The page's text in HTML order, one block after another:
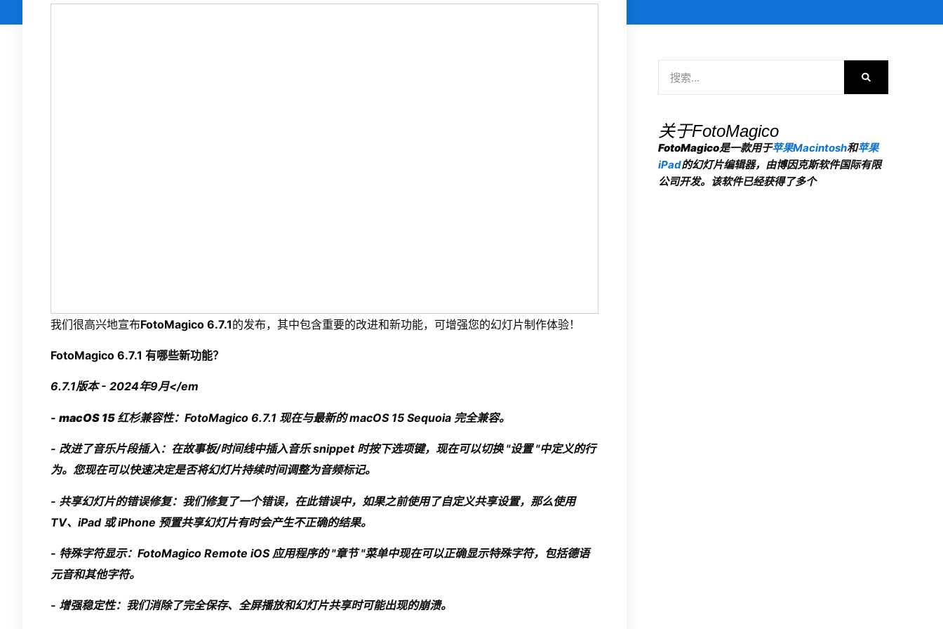
我们很高兴地宣布FotoMagico 6.7.1的发布，其中包含重要的改进和新功能，可增强您的幻灯片制作体验！
FotoMagico 6.7.1 有哪些新功能？
6.7.1版本 - 2024年9月</em
- macOS 15 红杉兼容性：FotoMagico 6.7.1 现在与最新的 macOS 15 Sequoia 完全兼容。
- 改进了音乐片段插入：在故事板/时间线中插入音乐 snippet 时按下选项键，现在可以切换 "设置 "中定义的行
为。您现在可以快速决定是否将幻灯片持续时间调整为音频标记。
- 共享幻灯片的错误修复：我们修复了一个错误，在此错误中，如果之前使用了自定义共享设置，那么使用
TV、iPad 或 iPhone 预置共享幻灯片有时会产生不正确的结果。
- 特殊字符显示：FotoMagico Remote iOS 应用程序的 "章节 "菜单中现在可以正确显示特殊字符，包括德语
元音和其他字符。
- 增强稳定性：我们消除了完全保存、全屏播放和幻灯片共享时可能出现的崩溃。
关于FotoMagico
FotoMagico是一款用于苹果Macintosh和苹果
iPad的幻灯片编辑器，由博因克斯软件国际有限
公司开发。该软件已经获得了多个